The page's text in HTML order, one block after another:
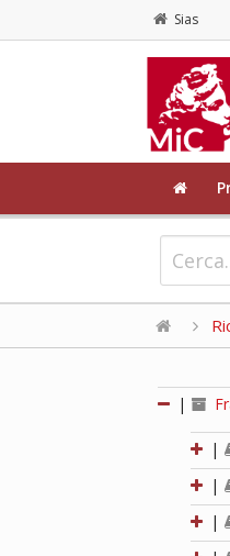
Sias
|
|
|
|